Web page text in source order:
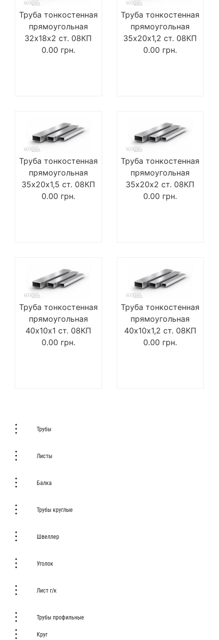
Труба тонкостенная
прямоугольная
32х18х2 ст. 08КП
0.00 грн.
Труба тонкостенная
прямоугольная
35х20х1,2 ст. 08КП
0.00 грн.
Труба тонкостенная
прямоугольная
35х20х1,5 ст. 08КП
0.00 грн.
Труба тонкостенная
прямоугольная
35х20х2 ст. 08КП
0.00 грн.
Труба тонкостенная
прямоугольная
40х10х1 ст. 08КП
0.00 грн.
Труба тонкостенная
прямоугольная
40х10х1,2 ст. 08КП
0.00 грн.
Трубы
Листы
Балка
Трубы круглые
Швеллер
Уголок
Лист г/к
Трубы профильные
Круг